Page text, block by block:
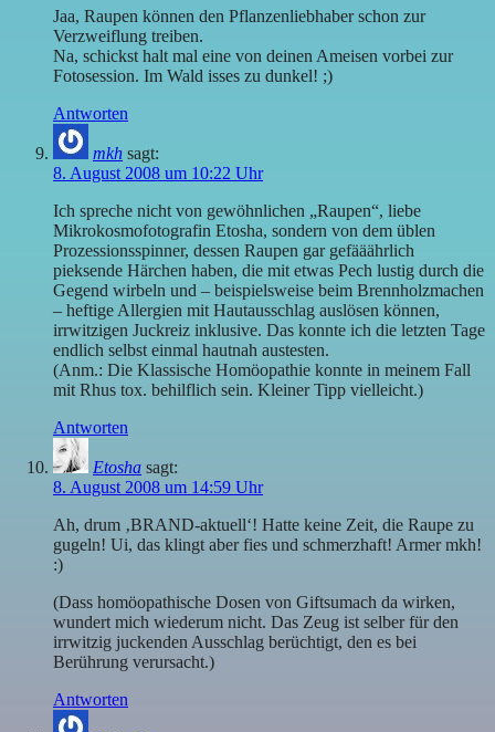
Jaa, Raupen können den Pflanzenliebhaber schon zur
Verzweiflung treiben.
Na, schickst halt mal eine von deinen Ameisen vorbei zur
Fotosession. Im Wald isses zu dunkel! ;)
Antworten
mkh sagt:
8. August 2008 um 10:22 Uhr
Ich spreche nicht von gewöhnlichen „Raupen“, liebe
Mikrokosmofotografin Etosha, sondern von dem üblen
Prozessionsspinner, dessen Raupen gar gefääährlich
pieksende Härchen haben, die mit etwas Pech lustig durch die
Gegend wirbeln und – beispielsweise beim Brennholzmachen
– heftige Allergien mit Hautausschlag auslösen können,
irrwitzigen Juckreiz inklusive. Das konnte ich die letzten Tage
endlich selbst einmal hautnah austesten.
(Anm.: Die Klassische Homöopathie konnte in meinem Fall
mit Rhus tox. behilflich sein. Kleiner Tipp vielleicht.)
Antworten
Etosha sagt:
8. August 2008 um 14:59 Uhr
Ah, drum ‚BRAND-aktuell‘! Hatte keine Zeit, die Raupe zu
gugeln! Ui, das klingt aber fies und schmerzhaft! Armer mkh!
:)
(Dass homöopathische Dosen von Giftsumach da wirken,
wundert mich wiederum nicht. Das Zeug ist selber für den
irrwitzig juckenden Ausschlag berüchtigt, den es bei
Berührung verursacht.)
Antworten